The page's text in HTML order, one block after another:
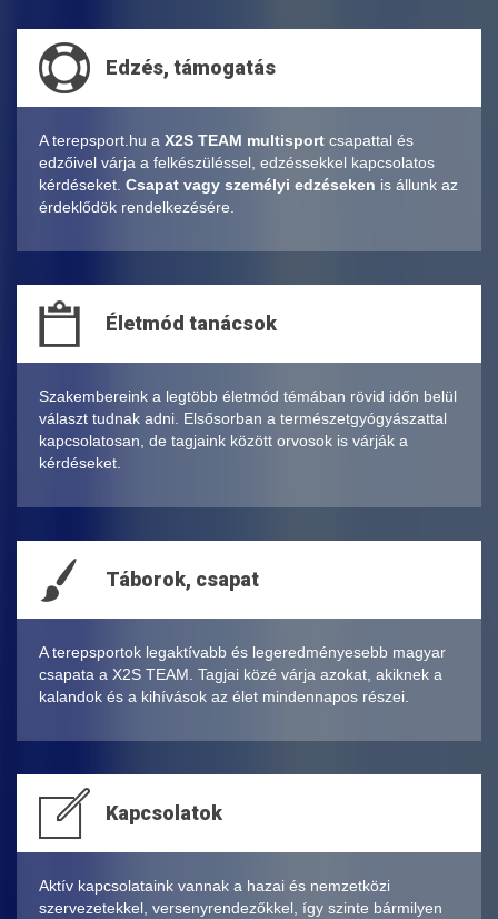
Edzés, támogatás
A terepsport.hu a X2S TEAM multisport csapattal és
edzőivel várja a felkészüléssel, edzéssekkel kapcsolatos
kérdéseket. Csapat vagy személyi edzéseken is állunk az
érdeklődök rendelkezésére.
Életmód tanácsok
Szakembereink a legtöbb életmód témában rövid időn belül
választ tudnak adni. Elsősorban a természetgyógyászattal
kapcsolatosan, de tagjaink között orvosok is várják a
kérdéseket.
Táborok, csapat
A terepsportok legaktívabb és legeredményesebb magyar
csapata a X2S TEAM. Tagjai közé várja azokat, akiknek a
kalandok és a kihívások az élet mindennapos részei.
Kapcsolatok
Aktív kapcsolataink vannak a hazai és nemzetközi
szervezetekkel, versenyrendezőkkel, így szinte bármilyen